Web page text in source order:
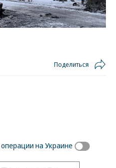
Поделиться
на Украине